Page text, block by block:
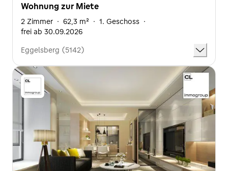
Wohnung zur Miete
2 Zimmer · 62,3 m² · 1. Geschoss ·
frei ab 30.09.2026
Eggelsberg (5142)